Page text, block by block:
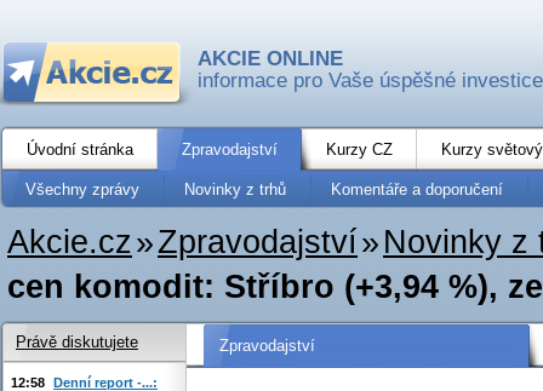
AKCIE ONLINE
informace pro Vaše úspěšné investice
Úvodní stránka Zpravodajství Kurzy CZ Kurzy
Všechny zprávy Novinky z trhů Komentáře a doporučení
Akcie.cz»Zpravodajství» Novinky z
cen komodit: Stříbro (+3,94 %),
Zpravodajství
Právě diskutujete
12:58 Denní report -...: